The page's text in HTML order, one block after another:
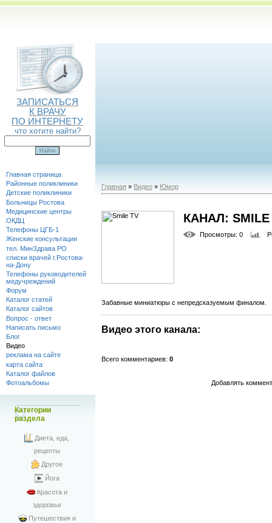
ЗАПИСАТЬСЯ
К ВРАЧУ
ПО ИНТЕРНЕТУ
что хотите найти?
Главная страница
Районные поликлиники
Детские поликлиники
Больницы Ростова
Медицинские центры
ОКДЦ
Телефоны ЦГБ-1
Женские консультации
тел. МинЗдрава РО
списки врачей г.Ростова-
на-Дону
Телефоны руководителей
медучреждений
Форум
Каталог статей
Каталог сайтов
Вопрос - ответ
Написать письмо
Блог
Видео
реклама на сайте
карта сайта
Каталог файлов
Фотоальбомы
Категории
раздела
Диета, еда,
рецепты
Другое
Йога
Красота и
здоровье
Путешествия и
Главная » Видео» Юмор
КАНАЛ: SMILE
Просмотры: 0
Забавные миниатюры с непредсказуемым финалом.
Видео этого канала:
Всего комментариев: 0
Добавлять